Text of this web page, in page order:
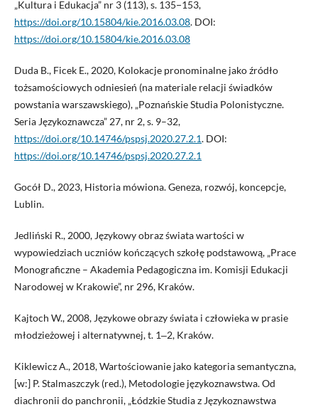
„Kultura i Edukacja” nr 3 (113), s. 135−153,
https://doi.org/10.15804/kie.2016.03.08. DOI:
https://doi.org/10.15804/kie.2016.03.08
Duda B., Ficek E., 2020, Kolokacje pronominalne jako źródło
tożsamościowych odniesień (na materiale relacji świadków
powstania warszawskiego), „Poznańskie Studia Polonistyczne.
Seria Językoznawcza” 27, nr 2, s. 9–32,
https://doi.org/10.14746/pspsj.2020.27.2.1. DOI:
https://doi.org/10.14746/pspsj.2020.27.2.1
Gocół D., 2023, Historia mówiona. Geneza, rozwój, koncepcje,
Lublin.
Jedliński R., 2000, Językowy obraz świata wartości w
wypowiedziach uczniów kończących szkołę podstawową, „Prace
Monograficzne – Akademia Pedagogiczna im. Komisji Edukacji
Narodowej w Krakowie”, nr 296, Kraków.
Kajtoch W., 2008, Językowe obrazy świata i człowieka w prasie
młodzieżowej i alternatywnej, t. 1‒2, Kraków.
Kiklewicz A., 2018, Wartościowanie jako kategoria semantyczna,
[w:] P. Stalmaszczyk (red.), Metodologie językoznawstwa. Od
diachronii do panchronii, „Łódzkie Studia z Językoznawstwa